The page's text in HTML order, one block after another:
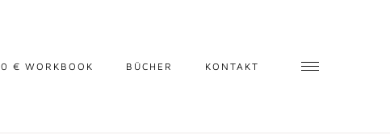
0 € WORKBOOK BÜCHER KONTAKT